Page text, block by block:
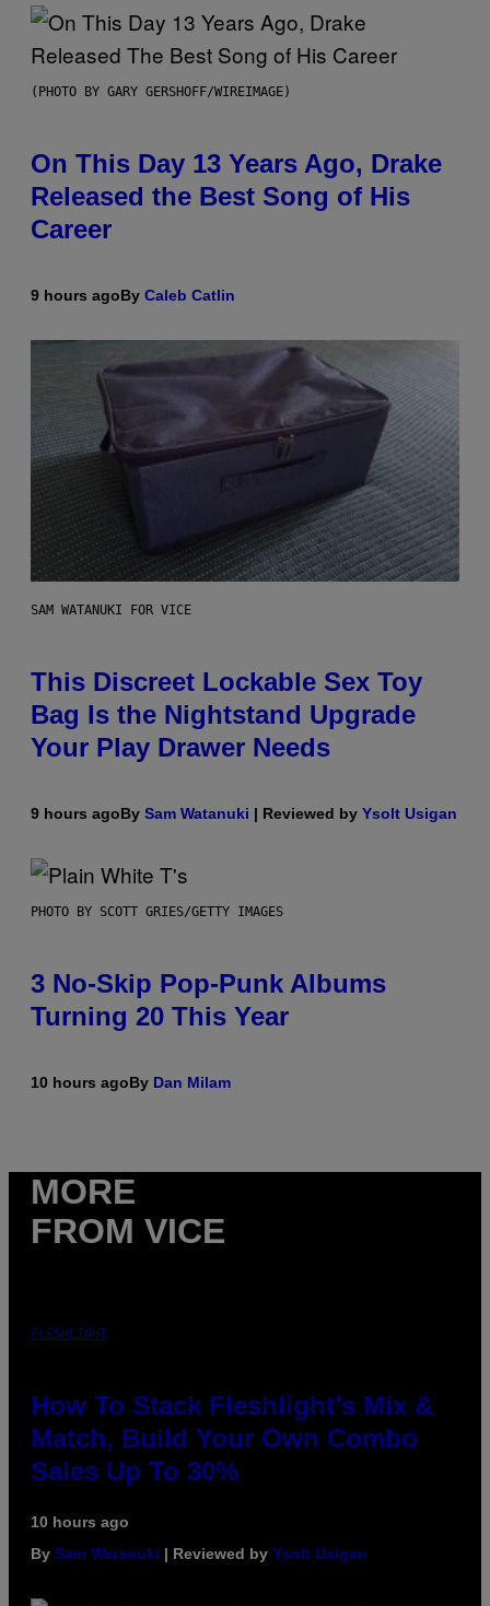
(PHOTO BY GARY GERSHOFF/WIREIMAGE)
On This Day 13 Years Ago, Drake
Released the Best Song of His
Career
9 hours agoBy Caleb Catlin
SAM WATANUKI FOR VICE
This Discreet Lockable Sex Toy
Bag Is the Nightstand Upgrade
Your Play Drawer Needs
9 hours agoBy Sam Watanuki | Reviewed by Ysolt Usigan
PHOTO BY SCOTT GRIES/GETTY IMAGES
3 No-Skip Pop-Punk Albums
Turning 20 This Year
10 hours agoBy Dan Milam
MORE
FROM VICE
FLESHLIGHT
How To Stack Fleshlight’s Mix &
Match, Build Your Own Combo
Sales Up To 30%
10 hours ago
By Sam Watanuki | Reviewed by Ysolt Usigan